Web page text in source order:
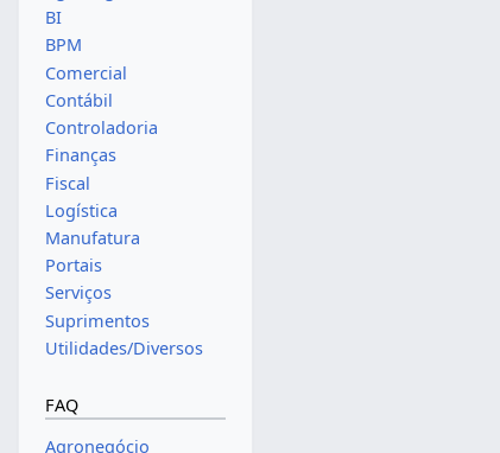
BI
BPM
Comercial
Contábil
Controladoria
Finanças
Fiscal
Logística
Manufatura
Portais
Serviços
Suprimentos
Utilidades/Diversos
FAQ
Agronegócio